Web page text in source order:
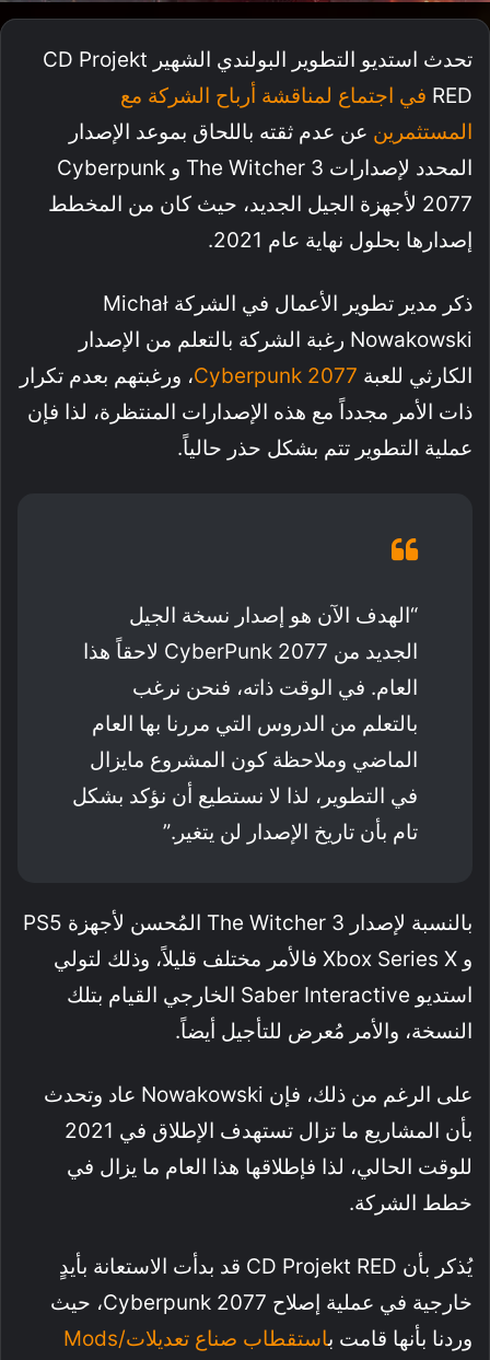
تحدث استديو التطوير البولندي الشهير CD Projekt
RED في اجتماع لمناقشة أرباح الشركة مع
المستثمرين عن عدم ثقته باللحاق بموعد الإصدار
المحدد لإصدارات The Witcher 3 و Cyberpunk
2077 لأجهزة الجيل الجديد، حيث كان من المخطط
إصدارها بحلول نهاية عام 2021.
ذكر مدير تطوير الأعمال في الشركة Michał
Nowakowski رغبة الشركة بالتعلم من الإصدار
الكارثي للعبة Cyberpunk 2077، ورغبتهم بعدم تكرار
ذات الأمر مجدداً مع هذه الإصدارات المنتظرة، لذا فإن
عملية التطوير تتم بشكل حذر حالياً.
“الهدف الآن هو إصدار نسخة الجيل
الجديد من CyberPunk 2077 لاحقاً هذا
العام. في الوقت ذاته، فنحن نرغب
بالتعلم من الدروس التي مررنا بها العام
الماضي وملاحظة كون المشروع مايزال
في التطوير، لذا لا نستطيع أن نؤكد بشكل
تام بأن تاريخ الإصدار لن يتغير.”
بالنسبة لإصدار The Witcher 3 المُحسن لأجهزة PS5
و Xbox Series X فالأمر مختلف قليلاً، وذلك لتولي
استديو Saber Interactive الخارجي القيام بتلك
النسخة، والأمر مُعرض للتأجيل أيضاً.
على الرغم من ذلك، فإن Nowakowski عاد وتحدث
بأن المشاريع ما تزال تستهدف الإطلاق في 2021
للوقت الحالي، لذا فإطلاقها هذا العام ما يزال في
خطط الشركة.
يُذكر بأن CD Projekt RED قد بدأت الاستعانة بأيدٍ
خارجية في عملية إصلاح Cyberpunk 2077، حيث
وردنا بأنها قامت باستق
طاب صناع تعديلات/Mods